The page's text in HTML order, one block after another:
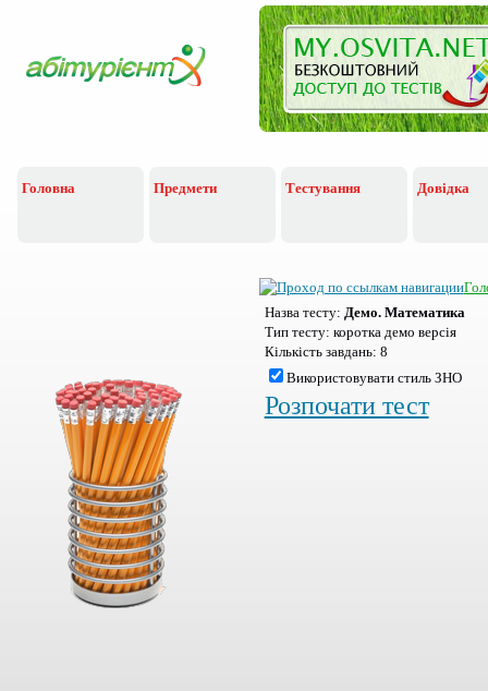
Головна Предмети Тестування Довідка
Назва тесту: Демо. Математика
Тип тесту: коротка демо версія
Кількість завдань: 8
Використовувати стиль ЗНО
Розпочати тест